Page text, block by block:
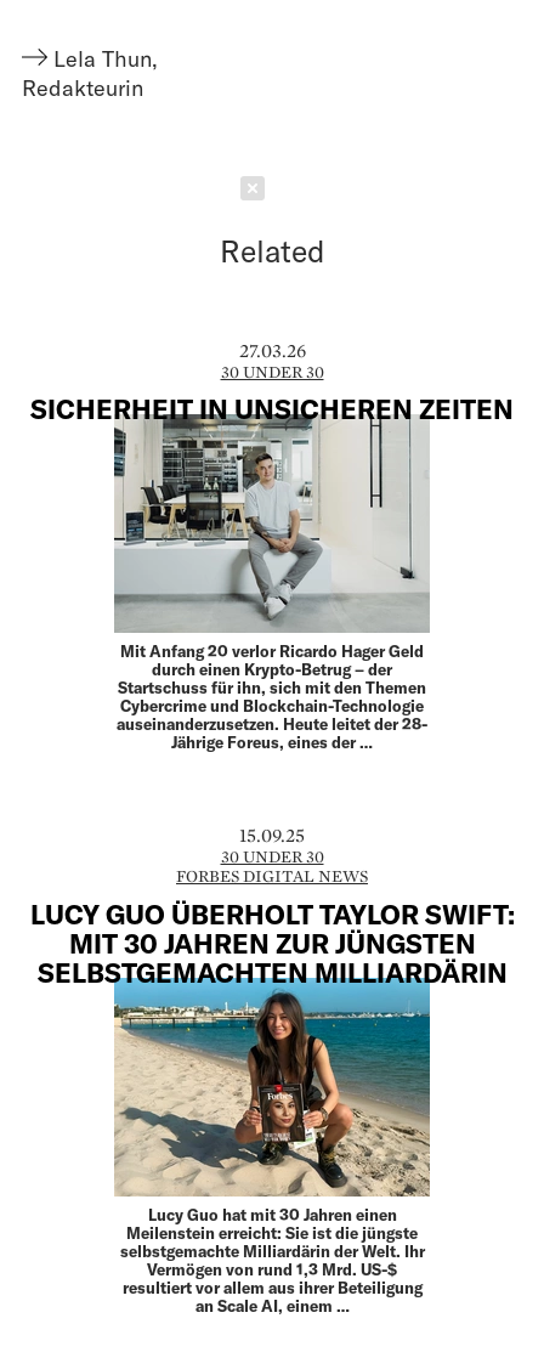
Lela Thun,
Redakteurin
Related
27.03.26
30 UNDER 30
SICHERHEIT IN UNSICHEREN ZEITEN
Mit Anfang 20 verlor Ricardo Hager Geld
durch einen Krypto-Betrug – der
Startschuss für ihn, sich mit den Themen
Cybercrime und Blockchain-Technologie
auseinanderzusetzen. Heute leitet der 28-
Jährige Foreus, eines der …
15.09.25
30 UNDER 30
FORBES DIGITAL NEWS
LUCY GUO ÜBERHOLT TAYLOR SWIFT:
MIT 30 JAHREN ZUR JÜNGSTEN
SELBSTGEMACHTEN MILLIARDÄRIN
Lucy Guo hat mit 30 Jahren einen
Meilenstein erreicht: Sie ist die jüngste
selbstgemachte Milliardärin der Welt. Ihr
Vermögen von rund 1,3 Mrd. US-$
resultiert vor allem aus ihrer Beteiligung
an Scale AI, einem …